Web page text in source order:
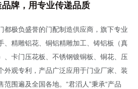
牌，用专业传递品质
极负盛誉的门配制造供应商，旗下专业
、精雕铝花、铜铝精雕加工、铸铝板（真
、卡门压花板、不锈钢镀铜板、铜花、压
外观专利，产品广泛应用于门业厂家、装
围遍及全国各地。“君滔人”秉承“产品